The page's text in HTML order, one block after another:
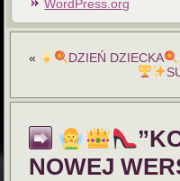
WordPress.org
«
DZIEŃ DZIECKA
NOWEJ